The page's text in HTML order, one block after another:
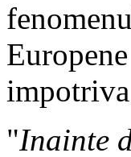
"Inainte